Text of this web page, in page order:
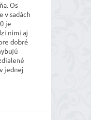
Os
v sadách
je
nimi aj
dobré
jednej